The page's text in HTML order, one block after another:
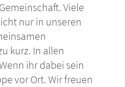
Viele
nur in unseren
kurz. In allen
ihr dabei sein
vor Ort. Wir freuen